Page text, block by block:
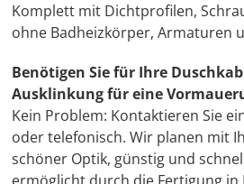
Komplett mit Dichtprofilen,
ohne Badheizkörper, Armaturen
Benötigen Sie für Ihre
Ausklinkung für eine
Kein Problem: Kontaktieren Sie
oder telefonisch. Wir planen mit
schöner Optik, günstig und